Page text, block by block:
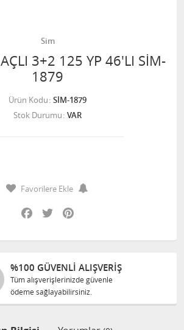
Sim
3+2 125 YP 46'LI SİM-
1879
Ürün Kodu SİM-1879
Stok Durumu VAR
Favorilere Ekle
Facebook
Twitter